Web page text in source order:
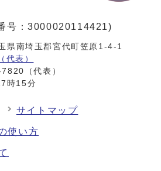
号：3000020114421)
県南埼玉郡宮代町笠原1-4-1
表）
（代表）
時15分
サイトマップ
使い方